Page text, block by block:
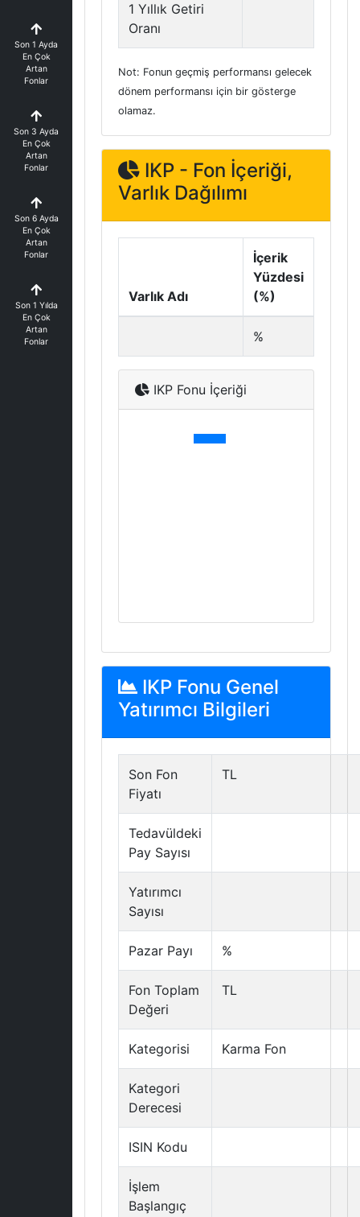
Son 1 Ayda
En Çok
Artan
Fonlar
Son 3 Ayda
En Çok
Artan
Fonlar
Son 6 Ayda
En Çok
Artan
Fonlar
Son 1 Yılda
En Çok
Artan
Fonlar
1 Yıllık Getiri
Oranı
Not: Fonun geçmiş performansı gelecek
dönem performansı için bir gösterge
olamaz.
IKP - Fon İçeriği,
Varlık Dağılımı
Varlık Adı
İçerik
Yüzdesi
(%)
%
IKP Fonu İçeriği
IKP Fonu Genel
Yatırımcı Bilgileri
Son Fon
Fiyatı
TL
Tedavüldeki
Pay Sayısı
Yatırımcı
Sayısı
Pazar Payı %
Fon Toplam
Değeri
TL
Kategorisi Karma Fon
Kategori
Derecesi
ISIN Kodu
İşlem
Başlangıç